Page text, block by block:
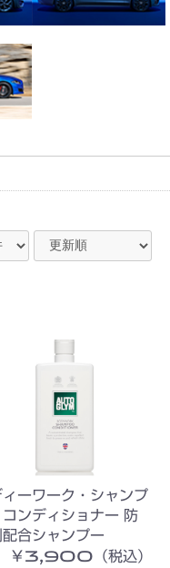
ィーワーク・シャンプ
コンディショナー 防
合シャンプー
￥3,900（税込）